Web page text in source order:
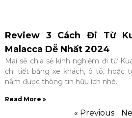
Review 3 Cách Đi Từ
Malacca Dễ Nhất 2024
Mai sẽ chia sẻ kinh nghiệm đi từ
chi tiết bằng xe khách, ô tô, hoặc
nắm được thông tin hữu ích nhé.
Read More »
« Previous